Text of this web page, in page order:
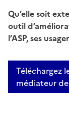
Qu’elle soit
outil
l’ASP, ses
Téléchargez
médiateur de